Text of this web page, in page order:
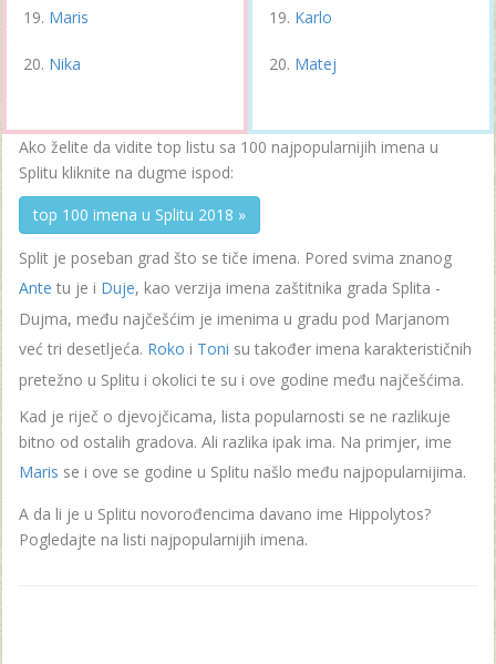
Maris
Nika
Karlo
Matej
Ako želite da vidite top listu sa 100 najpopularnijih imena u
Splitu kliknite na dugme ispod:
top 100 imena u Splitu 2018 »
Split je poseban grad što se tiče imena. Pored svima znanog
Ante tu je i Duje, kao verzija imena zaštitnika grada Splita -
Dujma, među najčešćim je imenima u gradu pod Marjanom
već tri desetljeća. Roko i Toni su također imena karakterističnih
pretežno u Splitu i okolici te su i ove godine među najčešćima.
Kad je riječ o djevojčicama, lista popularnosti se ne razlikuje
bitno od ostalih gradova. Ali razlika ipak ima. Na primjer, ime
Maris se i ove se godine u Splitu našlo među najpopularnijima.
A da li je u Splitu novorođencima davano ime Hippolytos?
Pogledajte na listi najpopularnijih imena.